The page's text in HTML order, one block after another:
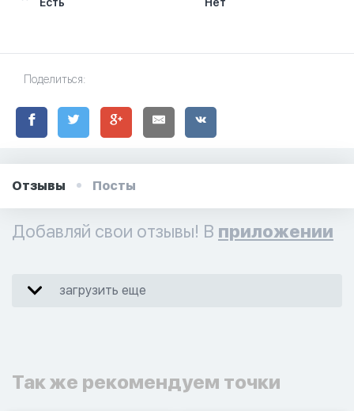
Поделиться:
Отзывы Посты
Добавляй свои отзывы! В приложении
загрузить еще
Так же рекомендуем точки